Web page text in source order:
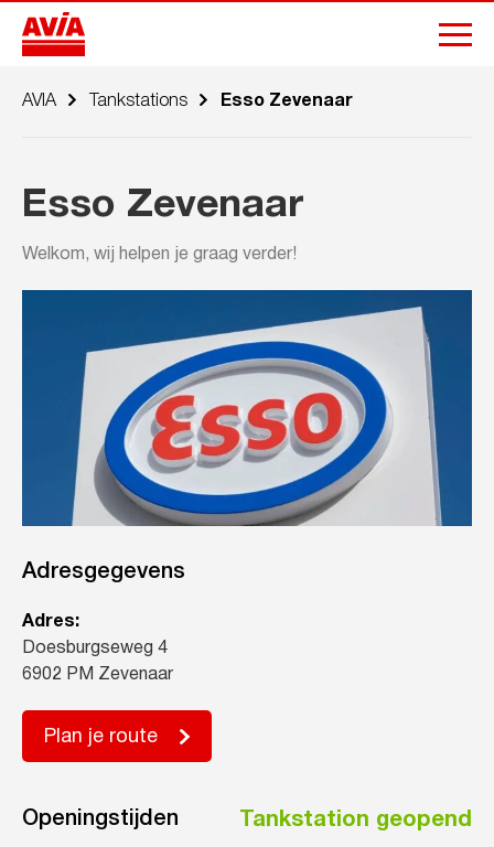
AVIA Tankstations Esso Zevenaar
Esso Zevenaar
Welkom, wij helpen je graag verder!
Adresgegevens
Adres:
Doesburgseweg 4
6902 PM Zevenaar
Plan je route
Openingstijden Tankstation geopend